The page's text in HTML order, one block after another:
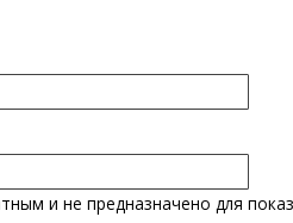
и не предназначено для